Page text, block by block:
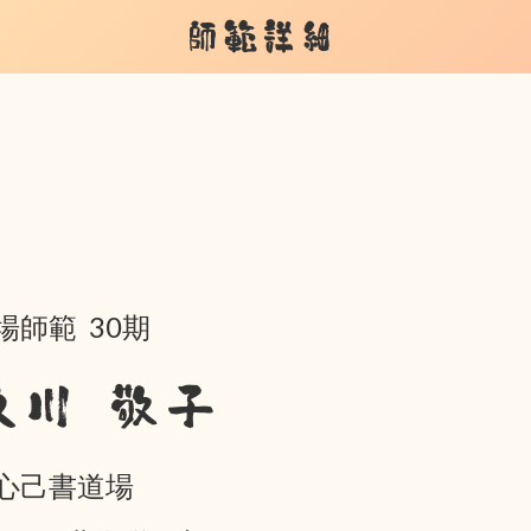
師範詳細
師範 30期
川 敬子
己書道場